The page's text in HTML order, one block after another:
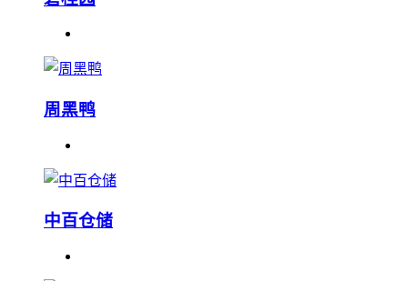
周黑鸭
中百仓储